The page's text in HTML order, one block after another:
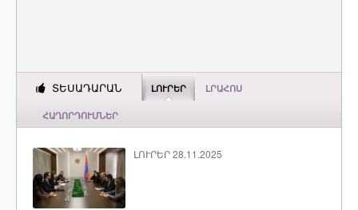
ՏԵՍԱԴԱՐԱՆ ԼՈՒՐԵՐ ԼՐԱՀՈՍ
ՀԱՂՈՐԴՈՒՄՆԵՐ
ԼՈՒՐԵՐ 28.11.2025